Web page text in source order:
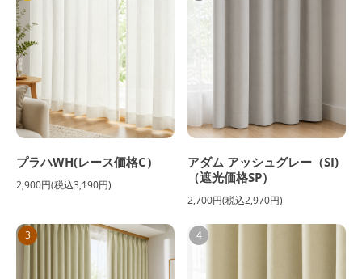
プラハWH(レース価格C）
2,900円(税込3,190円)
アダム アッシュグレー（SI)
（遮光価格SP）
2,700円(税込2,970円)
3 4